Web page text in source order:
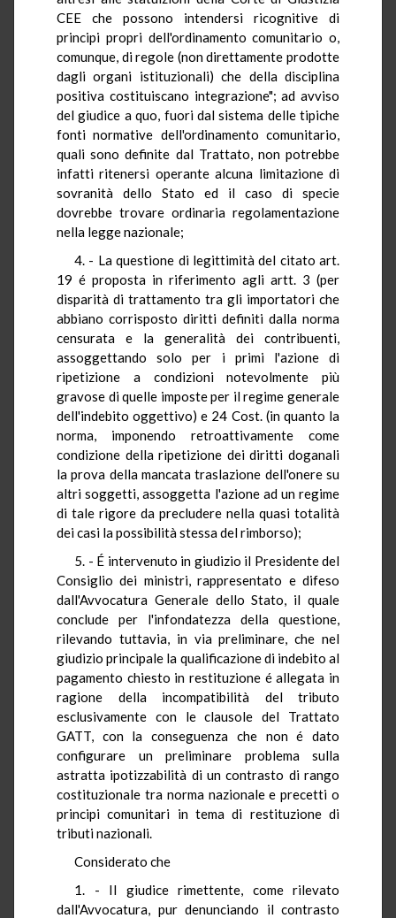
CEE che possono intendersi ricognitive di
principi propri dell'ordinamento comunitario o,
comunque, di regole (non direttamente prodotte
dagli organi istituzionali) che della disciplina
positiva costituiscano integrazione"; ad avviso
del giudice a quo, fuori dal sistema delle tipiche
fonti normative dell'ordinamento comunitario,
quali sono definite dal Trattato, non potrebbe
infatti ritenersi operante alcuna limitazione di
sovranità dello Stato ed il caso di specie
dovrebbe trovare ordinaria regolamentazione
nella legge nazionale;
4. - La questione di legittimità del citato art.
19 é proposta in riferimento agli artt. 3 (per
disparità di trattamento tra gli importatori che
abbiano corrisposto diritti definiti dalla norma
censurata e la generalità dei contribuenti,
assoggettando solo per i primi l'azione di
ripetizione a condizioni notevolmente più
gravose di quelle imposte per il regime generale
dell'indebito oggettivo) e 24 Cost. (in quanto la
norma, imponendo retroattivamente come
condizione della ripetizione dei diritti doganali
la prova della mancata traslazione dell'onere su
altri soggetti, assoggetta l'azione ad un regime
di tale rigore da precludere nella quasi totalità
dei casi la possibilità stessa del rimborso);
5. - É intervenuto in giudizio il Presidente del
Consiglio dei ministri, rappresentato e difeso
dall'Avvocatura Generale dello Stato, il quale
conclude per l'infondatezza della questione,
rilevando tuttavia, in via preliminare, che nel
giudizio principale la qualificazione di indebito al
pagamento chiesto in restituzione é allegata in
ragione della incompatibilità del tributo
esclusivamente con le clausole del Trattato
GATT, con la conseguenza che non é dato
configurare un preliminare problema sulla
astratta ipotizzabilità di un contrasto di rango
costituzionale tra norma nazionale e precetti o
principi comunitari in tema di restituzione di
tributi nazionali.
Considerato che
1. - Il giudice rimettente, come rilevato
dall'Avvocatura, pur denunciando il contrasto